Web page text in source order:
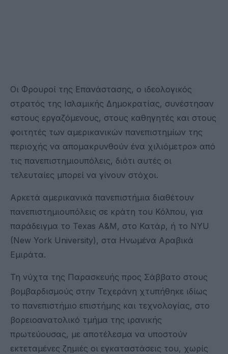
Οι Φρουροί της Επανάστασης, ο ιδεολογικός
στρατός της Ισλαμικής Δημοκρατίας, συνέστησαν
«στους εργαζόμενους, στους καθηγητές και στους
φοιτητές των αμερικανικών πανεπιστημίων της
περιοχής να απομακρυνθούν ένα χιλιόμετρο» από
τις πανεπιστημιουπόλεις, διότι αυτές οι
τελευταίες μπορεί να γίνουν στόχοι.
Αρκετά αμερικανικά πανεπιστήμια διαθέτουν
πανεπιστημιουπόλεις σε κράτη του Κόλπου, για
παράδειγμα το Texas A&M, στο Κατάρ, ή το NYU
(New York University), στα Ηνωμένα Αραβικά
Εμιράτα.
Τη νύχτα της Παρασκευής προς Σάββατο στους
βομβαρδισμούς στην Τεχεράνη χτυπήθηκε ιδίως
το πανεπιστήμιο επιστήμης και τεχνολογίας, στο
βορειοανατολικό τμήμα της ιρανικής
πρωτεύουσας, με αποτέλεσμα να υποστούν
εκτεταμένες ζημιές οι εγκαταστάσεις του, χωρίς